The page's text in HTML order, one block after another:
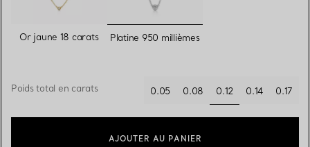
Or jaune 18 carats sélectionnés
Platine 950 millièmes
Poids total en carats 0.05 0.08
0.12
sélectionnés
0.14 0.17
AJOUTER AU PANIER